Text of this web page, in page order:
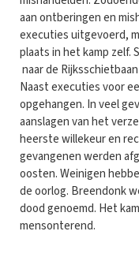
aan ontberingen en
executies uitgevoerd,
plaats in het kamp zelf.
naar de
Naast executies voor
opgehangen. In veel
aanslagen van het
heerste willekeur en
gevangenen werden
oosten. Weinigen
de oorlog. Breendonk
dood genoemd. Het
mensonterend.